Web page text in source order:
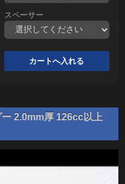
スペーサー
ー 2.0mm厚 126cc以上